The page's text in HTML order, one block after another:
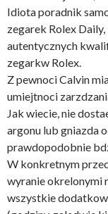
Idiota poradnik
zegarek Rolex
autentycznych
zegarkw Rolex.
Z pewnoci Calvin
umiejtnoci
Jak wiecie, nie
argonu lub gniazda
prawdopodobnie
W konkretnym
wyranie okrelonymi
wszystkie